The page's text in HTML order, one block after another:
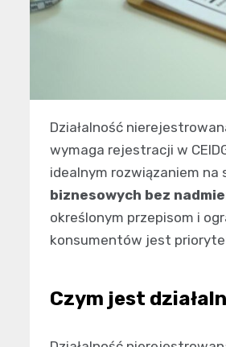
Działalność
wymaga rejestracji w
idealnym rozwiązaniem na
biznesowych bez
określonym przepisom i
konsumentów jest
Czym jest